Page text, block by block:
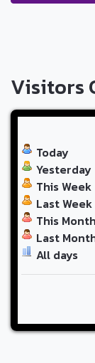
Visitors
Today
Yesterday
This Week
Last Week
This Month
Last
All days